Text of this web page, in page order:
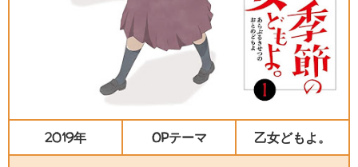
2019年 OPテーマ 乙女どもよ。